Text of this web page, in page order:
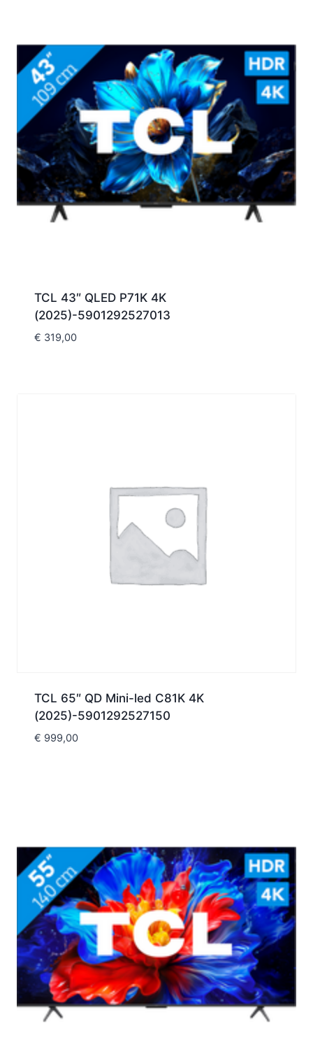
TCL 43″ QLED P71K 4K
(2025)-5901292527013
€ 319,00
TCL 65″ QD Mini-led C81K 4K
(2025)-5901292527150
€ 999,00